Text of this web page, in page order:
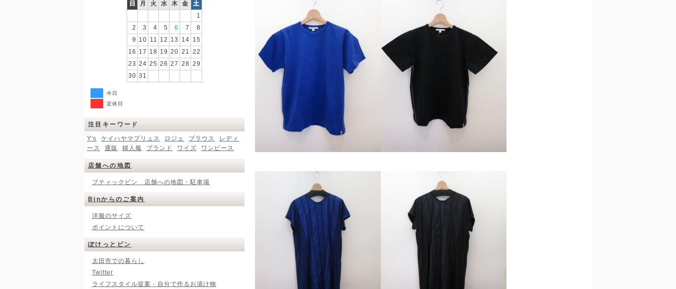
日 月 火 水 木 金
土
1
2
3 4 5 6 7
8
9 10 11 12 13 14 15
16 17 18 19 20 21 22
23 24 25 26 27 28 29
30 31
今日
定休日
注目キーワード
Y's
ケイハヤマプリュス ロジェ ブラウス
レディ
ース
通販 婦人服 ブランド ワイズ ワンピース
店舗への地図
ブティックビン 店舗への地図・駐車場
Binからのご案内
洋服のサイズ
ポイントについて
ぽけっとビン
太田市での暮らし
Twitter
ライフスタイル提案 - 自分で作るお漬け物